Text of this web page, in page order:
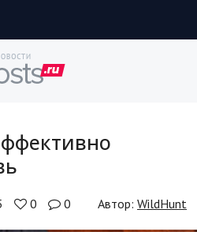
0 0 Автор: WildHunt